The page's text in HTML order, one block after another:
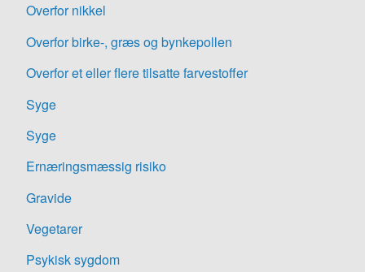
Overfor nikkel
Overfor birke-, græs og bynkepollen
Overfor et eller flere tilsatte farvestoffer
Syge
Syge
Ernæringsmæssig risiko
Gravide
Vegetarer
Psykisk sygdom